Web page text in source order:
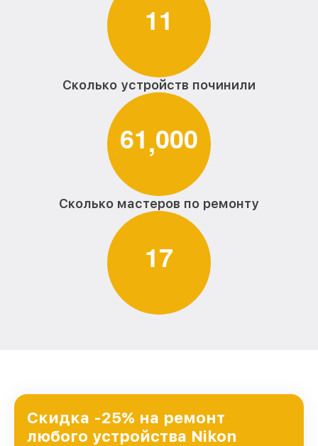
11
Сколько устройств починили
61,000
Сколько мастеров по ремонту
17
Скидка -25% на ремонт
любого устройства Nikon